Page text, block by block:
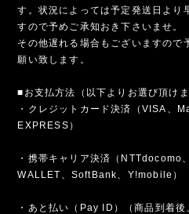
す。状況によっては予定発送日より
すので予めご承知おき下さいませ。
その他遅れる場合もございますので
願い致します。
■お支払方法（以下よりお選び頂けま
・クレジットカード決済（VISA、
EXPRESS）
・携帯キャリア決済（NTTdocomo
WALLET、SoftBank、Y!mobile）
・あと払い（Pay ID）（商品到着